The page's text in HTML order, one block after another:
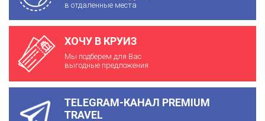
в отдаленные места
ХОЧУ В КРУИЗ
Мы подберем для Вас
выгодные предложения
TELEGRAM-КАНАЛ PREMIUM
TRAVEL